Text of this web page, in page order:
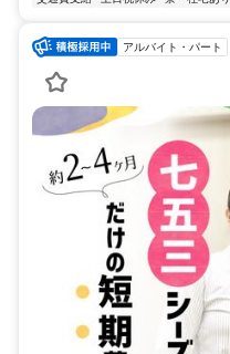
アルバイト・パート